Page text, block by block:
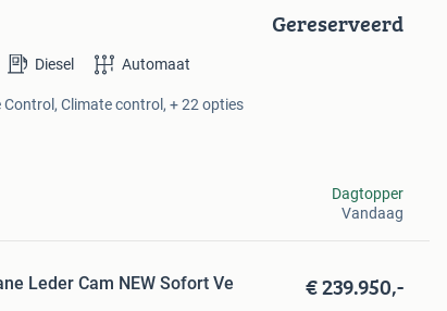
Gereserveerd
Diesel Automaat
Climate control, + 22 opties
Dagtopper
Vandaag
Leder Cam NEW Sofort Ve € 239.950,-